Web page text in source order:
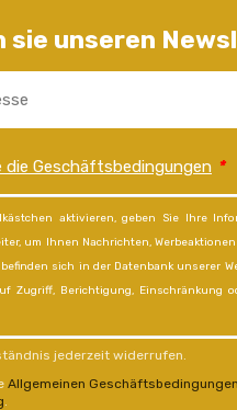
sie unseren
die Geschäftsbedingungen *
aktivieren, geben Sie Ihre
um Ihnen Nachrichten,
sich in der Datenbank unserer
Zugriff, Berichtigung, Einschränkung
jederzeit widerrufen.
Allgemeinen
.